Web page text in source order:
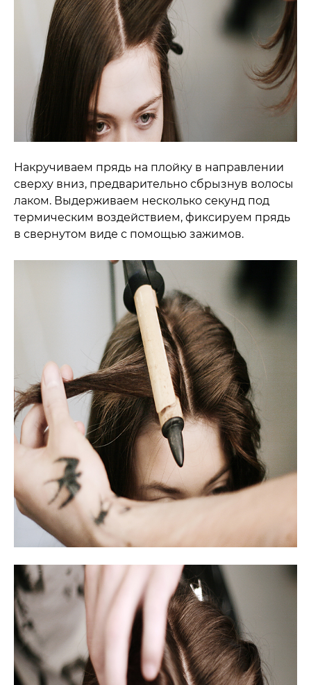
Накручиваем прядь на плойку в направлении
сверху вниз, предварительно сбрызнув волосы
лаком. Выдерживаем несколько секунд под
термическим воздействием, фиксируем прядь
в свернутом виде с помощью зажимов.